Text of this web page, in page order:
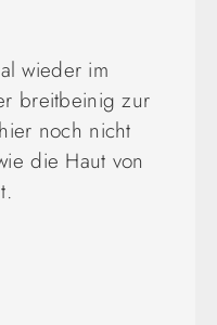
wieder im
breitbeinig zur
noch nicht
die Haut von